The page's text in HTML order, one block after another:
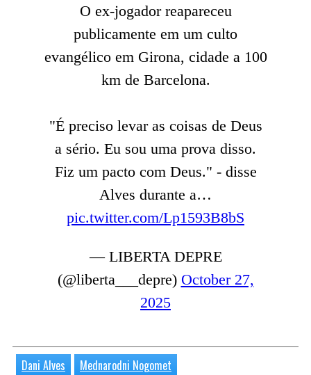
O ex-jogador reapareceu
publicamente em um culto
evangélico em Girona, cidade a 100
km de Barcelona.
"É preciso levar as coisas de Deus
a sério. Eu sou uma prova disso.
Fiz um pacto com Deus." - disse
Alves durante a…
pic.twitter.com/Lp1593B8bS
— LIBERTA DEPRE
(@liberta___depre) October 27,
2025
Dani Alves Mednarodni Nogomet